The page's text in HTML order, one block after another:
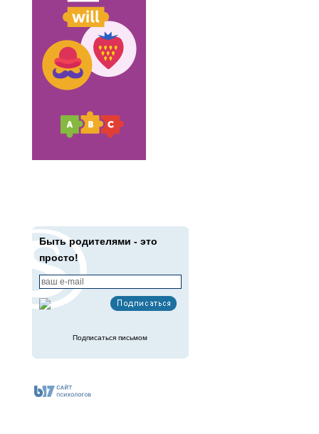
Быть родителями - это
просто!
Подписаться письмом